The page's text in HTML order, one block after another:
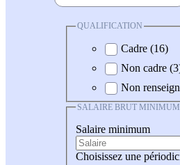
QUALIFICATION
Cadre (16)
Non cadre
Non
SALAIRE BRUT MINIMUM
Salaire minimum
Choisissez une